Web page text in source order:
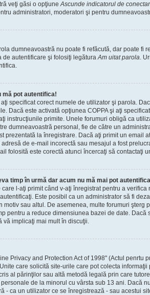
veţi găsi o opţiuneAscunde indicatorul de
administratori, moderatori şi pentru
dumneavoastră nu poate fi refăcută, dar poate fi
de autentificare şi folosiţi legăturaAm uitat parola.
mă pot autentifica!
specificat corect numele de utilizator şi parola.
Dacă este activată opţiunea COPPA şi aţi
instrucţiunile primite. Unele forumuri obligă ca
dumneavoastră personal, fie de către un
prezentată la înregistrare. Dacă aţi primit un email
de e-mail incorectă sau mesajul a fost
folosită este corectă atunci încercaţi să contactaţi
timp în urmă dar acum nu mă mai pot
l-aţi primit când v-aţi înregistrat pentru a
Este posibil ca un administrator să fi
motiv sau altul. De asemenea, multe forumuri şterg
pentru a reduce dimensiunea bazei de date. Dacă
vă implicaţi mai mult în discuţii.
Privacy and Protection Act of 1998" (Actul penrtu
care solicită site-urile care pot colecta
al părinţilor sau altă metodă legală prin care
de la minorul cu vârsta sub 13 ani. Dacă
- ca un utilizator ce se înregistrează - sau acestui